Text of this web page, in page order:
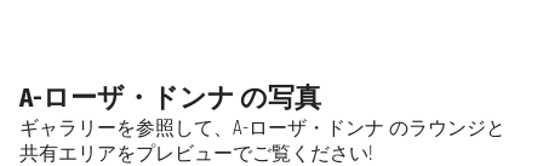
A-ローザ・ドンナ の写真
ギャラリーを参照して、A-ローザ・ドンナ のラウンジと
共有エリアをプレビューでご覧ください!